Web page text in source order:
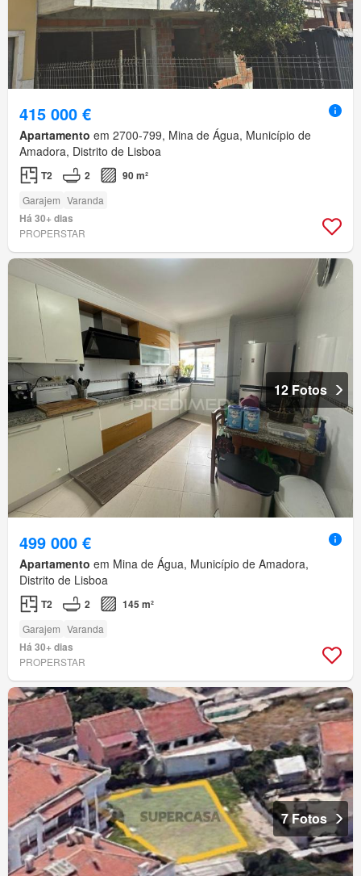
415 000 €
Apartamento em 2700-799, Mina de Água, Município de
Amadora, Distrito de Lisboa
T2 2 90 m²
Garajem Varanda
Há 30+ dias
PROPERSTAR
12 Fotos
499 000 €
Apartamento em Mina de Água, Município de Amadora,
Distrito de Lisboa
T2 2 145 m²
Garajem Varanda
Há 30+ dias
PROPERSTAR
7 Fotos